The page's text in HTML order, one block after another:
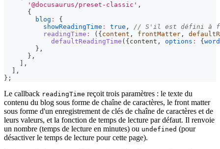
'@docusaurus/preset-classic' ,
{
blog :
{
showReadingTime : true ,
// S'il est défini à
readingTime : ( { content , frontMatter ,
defaultReadingTime ( { content , options : {
} ,
} ,
,
,
} ;
Le callback readingTime reçoit trois paramètres : le texte du
contenu du blog sous forme de chaîne de caractères, le front matter
sous forme d'un enregistrement de clés de chaîne de caractères et de
leurs valeurs, et la fonction de temps de lecture par défaut. Il renvoie
un nombre (temps de lecture en minutes) ou undefined (pour
désactiver le temps de lecture pour cette page).